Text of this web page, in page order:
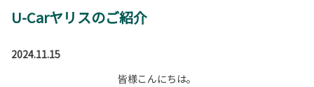
U-Carヤリスのご紹介
2024.11.15
皆様こんにちは。